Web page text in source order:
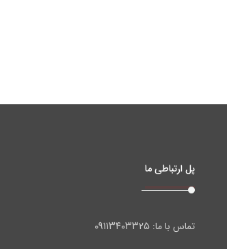
پل ارتباطی ما
تماس با ما:۰۹۱۱۳۴۰۳۳۲۵